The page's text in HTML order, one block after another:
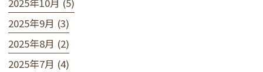
2025年10月 (5)
2025年9月 (3)
2025年8月 (2)
2025年7月 (4)